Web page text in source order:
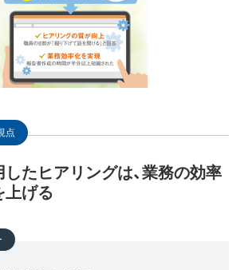
点
たヒアリングは、業務の効率
上げる